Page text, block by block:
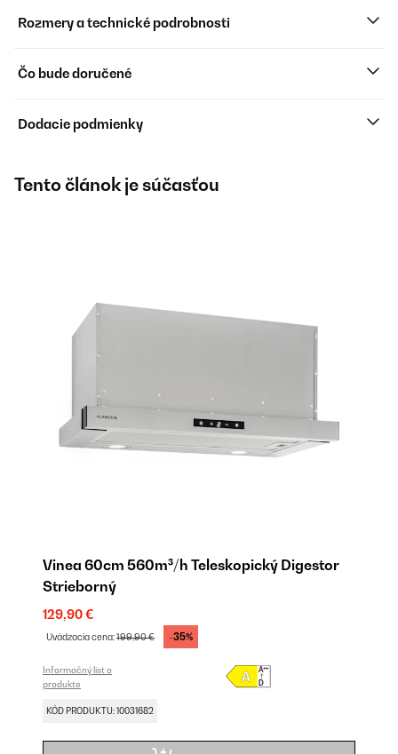
Rozmery a technické podrobnosti
Čo bude doručené
Dodacie podmienky
Tento článok je súčasťou
Vinea 60cm 560m³/h Teleskopický Digestor
Strieborný
129,90 €
Uvádzacia cena:199,90 € -35%
Informačný list o
produkte
KÓD PRODUKTU: 10031682